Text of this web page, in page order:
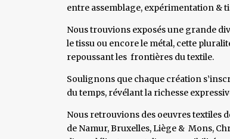
entre assemblage, expérimentation &
Nous trouvions exposés une grande
le tissu ou encore le métal, cette
repoussant les frontières du textile.
Soulignons que chaque création
du temps, révélant la richesse
Nous retrouvions des oeuvres textiles
de Namur, Bruxelles, Liège & Mons,